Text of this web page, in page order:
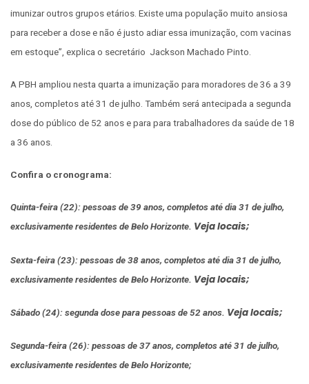
imunizar outros grupos etários. Existe uma população muito ansiosa
para receber a dose e não é justo adiar essa imunização, com vacinas
em estoque”, explica o secretário Jackson Machado Pinto.
A PBH ampliou nesta quarta a imunização para moradores de 36 a 39
anos, completos até 31 de julho. Também será antecipada a segunda
dose do público de 52 anos e para para trabalhadores da saúde de 18
a 36 anos.
Confira o cronograma:
Quinta-feira (22): pessoas de 39 anos, completos até dia 31 de julho,
exclusivamente residentes de Belo Horizonte. Veja locais;
Sexta-feira (23): pessoas de 38 anos, completos até dia 31 de julho,
exclusivamente residentes de Belo Horizonte. Veja locais;
Sábado (24): segunda dose para pessoas de 52 anos. Veja locais;
Segunda-feira (26): pessoas de 37 anos, completos até 31 de julho,
exclusivamente residentes de Belo Horizonte;